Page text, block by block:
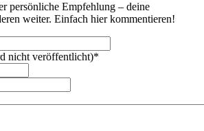
persönliche Empfehlung – deine
weiter. Einfach hier kommentieren!
nicht veröffentlicht)*